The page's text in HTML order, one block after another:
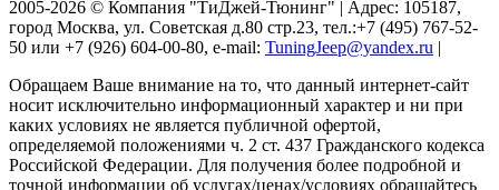
2005-2026 © Компания "ТиДжей-Тюнинг" | Адрес: 105187,
город Москва, ул. Советская д.80 стр.23, тел.:+7 (495) 767-52-
50 или +7 (926) 604-00-80, e-mail: TuningJeep@yandex.ru |
Обращаем Ваше внимание на то, что данный интернет-сайт
носит исключительно информационный характер и ни при
каких условиях не является публичной офертой,
определяемой положениями ч. 2 ст. 437 Гражданского кодекса
Российской Федерации. Для получения более подробной и
точной информации об услугах/ценах/условиях обращайтесь